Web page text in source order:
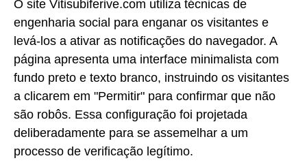
O site Vitisubiferive.com utiliza técnicas de
engenharia social para enganar os visitantes e
levá-los a ativar as notificações do navegador. A
página apresenta uma interface minimalista com
fundo preto e texto branco, instruindo os visitantes
a clicarem em "Permitir" para confirmar que não
são robôs. Essa configuração foi projetada
deliberadamente para se assemelhar a um
processo de verificação legítimo.